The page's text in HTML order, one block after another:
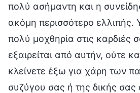
πολύ ασήμαντη και η
ακόμη περισσότερο ελλιπής.
πολύ μοχθηρία στις καρδιές
εξαιρείται από αυτήν, ούτε
κλείνετε έξω για χάρη των
συζύγου σας ή της δικής σας